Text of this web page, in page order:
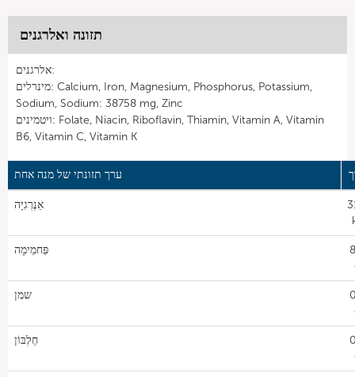
תזונה ואלרגנים
אלרגנים:
מינרלים: Calcium, Iron, Magnesium, Phosphorus, Potassium,
Sodium, Sodium: 38758 mg, Zinc
ויטמינים: Folate, Niacin, Riboflavin, Thiamin, Vitamin A, Vitamin
B6, Vitamin C, Vitamin K
ערך תזונתי של מנה אחת
אֵנֶרְגִיָה
פַּחמֵימָה
שמן
חֶלְבּוֹן